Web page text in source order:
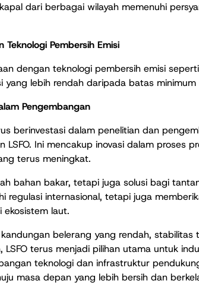
dari berbagai wilayah memenuhi
Pembersih Emisi
dengan teknologi pembersih emisi
lebih rendah daripada batas minimum
Pengembangan
berinvestasi dalam penelitian dan
LSFO. Ini mencakup inovasi dalam proses
terus meningkat.
bahan bakar, tetapi juga solusi bagi
regulasi internasional, tetapi juga
ekosistem laut.
belerang yang rendah, stabilitas
terus menjadi pilihan utama untuk
teknologi dan infrastruktur
masa depan yang lebih bersih dan